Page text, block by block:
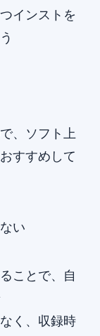
インストを
、ソフト上
すすめして
い
ことで、自
く、収録時